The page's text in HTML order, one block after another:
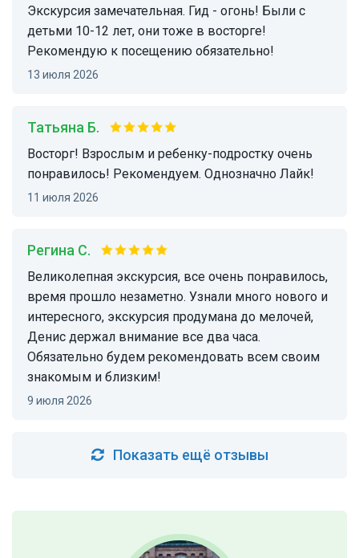
Экскурсия замечательная. Гид - огонь! Были с
детьми 10-12 лет, они тоже в восторге!
Рекомендую к посещению обязательно!
13 июля 2026
Татьяна Б.
Восторг! Взрослым и ребенку-подростку очень
понравилось! Рекомендуем. Однозначно Лайк!
11 июля 2026
Регина С.
Великолепная экскурсия, все очень понравилось,
время прошло незаметно. Узнали много нового и
интересного, экскурсия продумана до мелочей,
Денис держал внимание все два часа.
Обязательно будем рекомендовать всем своим
знакомым и близким!
9 июля 2026
Показать ещё отзывы